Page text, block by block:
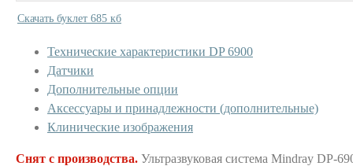
Скачать буклет 685 кб
Технические характеристики DP 6900
Датчики
Дополнительные опции
Аксессуары и принадлежности (дополнительные)
Клинические изображения
Снят с производства. Ультразвуковая система Mindray DP-